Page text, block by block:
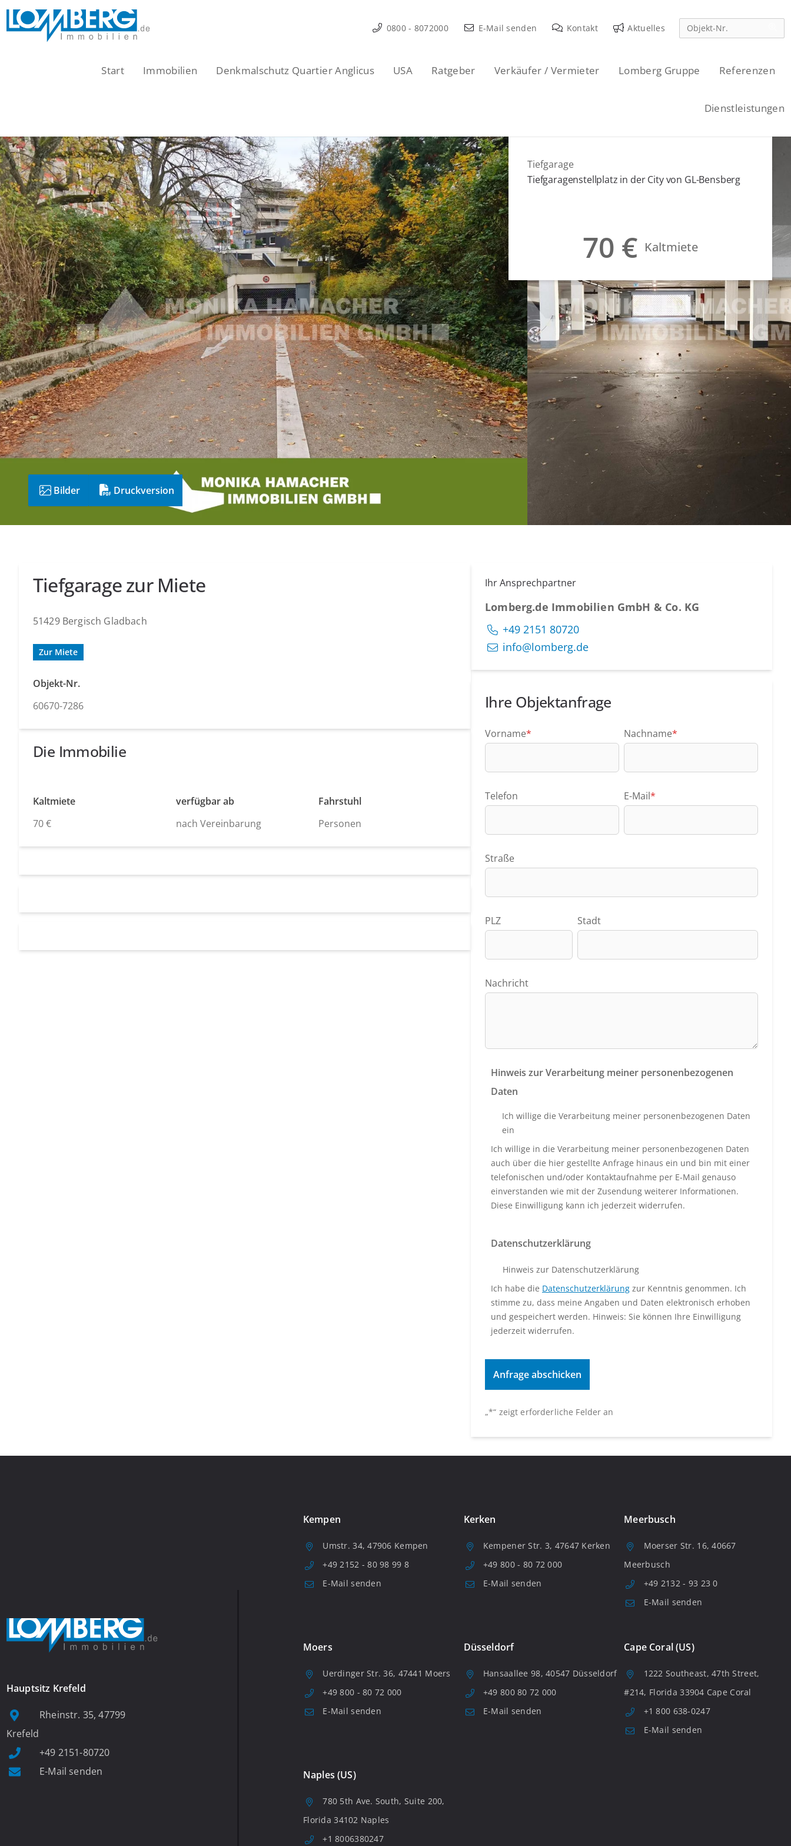
Zum
Inhalt
0800 - 8072000 E-Mail senden Kontakt Aktuelles
Start Immobilien Denkmalschutz Quartier Anglicus USA Ratgeber Verkäufer / Vermieter Lomberg Gruppe Referenzen
Dienstleistungen
Bilder Druckversion
Tiefgarage
Tiefgaragenstellplatz in der City von GL-Bensberg
70 € Kaltmiete
Tiefgarage zur Miete
51429 Bergisch Gladbach
Zur Miete
Objekt-Nr.
60670-7286
Die Immobilie
Kaltmiete
70 €
verfügbar ab
nach Vereinbarung
Fahrstuhl
Personen
Ihr Ansprechpartner
Lomberg.de Immobilien GmbH & Co. KG
+49 2151 80720
info@lomberg.de
Ihre Objektanfrage
„*“ zeigt erforderliche Felder an
Vorname* Nachname*
Telefon E-Mail*
Straße
PLZ Stadt
Nachricht
Hinweis zur Verarbeitung meiner personenbezogenen
Daten
Ich willige die Verarbeitung meiner personenbezogenen Daten
ein
Ich willige in die Verarbeitung meiner personenbezogenen Daten
auch über die hier gestellte Anfrage hinaus ein und bin mit einer
telefonischen und/oder Kontaktaufnahme per E-Mail genauso
einverstanden wie mit der Zusendung weiterer Informationen.
Diese Einwilligung kann ich jederzeit widerrufen.
Datenschutzerklärung
Hinweis zur Datenschutzerklärung
Ich habe die Datenschutzerklärung zur Kenntnis genommen. Ich
stimme zu, dass meine Angaben und Daten elektronisch erhoben
und gespeichert werden. Hinweis: Sie können Ihre Einwilligung
jederzeit widerrufen.
Hauptsitz Krefeld
Rheinstr. 35, 47799
Krefeld
+49 2151-80720
E-Mail senden
Kempen
Umstr. 34, 47906 Kempen
+49 2152 - 80 98 99 8
E-Mail senden
Kerken
Kempener Str. 3, 47647 Kerken
+49 800 - 80 72 000
E-Mail senden
Meerbusch
Moerser Str. 16, 40667
Meerbusch
+49 2132 - 93 23 0
E-Mail senden
Moers
Uerdinger Str. 36, 47441 Moers
+49 800 - 80 72 000
E-Mail senden
Düsseldorf
Hansaallee 98, 40547 Düsseldorf
+49 800 80 72 000
E-Mail senden
Cape Coral (US)
1222 Southeast, 47th Street,
#214, Florida 33904 Cape Coral
+1 800 638-0247
E-Mail senden
Naples (US)
780 5th Ave. South, Suite 200,
Florida 34102 Naples
+1 8006380247